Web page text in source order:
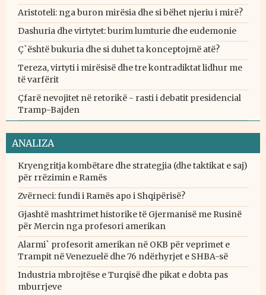
Aristoteli: nga buron mirësia dhe si bëhet njeriu i mirë?
Dashuria dhe virtytet: burim lumturie dhe eudemonie
Ç`është bukuria dhe si duhet ta konceptojmë atë?
Tereza, virtyti i mirësisë dhe tre kontradiktat lidhur me
të varfërit
Çfarë nevojitet në retorikë - rasti i debatit presidencial
Tramp-Bajden
ANALIZA
Kryengritja kombëtare dhe strategjia (dhe taktikat e saj)
për rrëzimin e Ramës
Zvërneci: fundi i Ramës apo i Shqipërisë?
Gjashtë mashtrimet historike të Gjermanisë me Rusinë
për Mercin nga profesori amerikan
Alarmi` profesorit amerikan në OKB për veprimet e
Trampit në Venezuelë dhe 76 ndërhyrjet e SHBA-së
Industria mbrojtëse e Turqisë dhe pikat e dobta pas
mburrjeve